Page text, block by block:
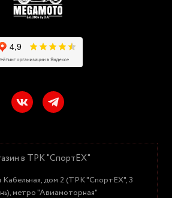
в ТРК "СпортЕХ"
Кабельная, дом 2 (ТРК "СпортЕХ", 3
метро "Авиамоторная"